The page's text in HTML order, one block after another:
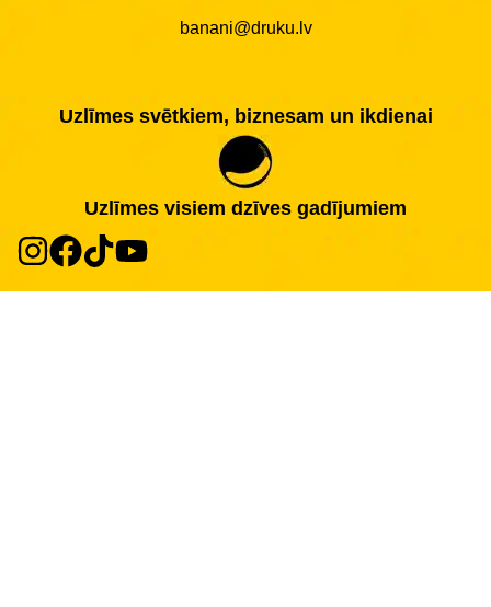
banani@druku.lv
Uzlīmes svētkiem, biznesam un ikdienai
Uzlīmes visiem dzīves gadījumiem